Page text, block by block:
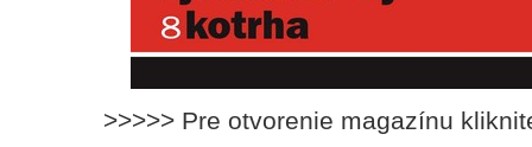
>>>>> Pre otvorenie magazínu